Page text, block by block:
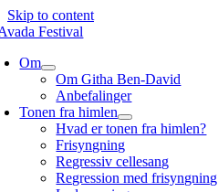
Skip to content
Om
Om Githa Ben-David
Anbefalinger
Tonen fra himlen
Hvad er tonen fra himlen?
Frisyngning
Regressiv cellesang
Regression med frisyngning